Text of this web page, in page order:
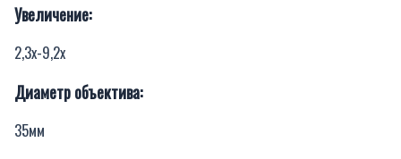
Увеличение:
2,3х-9,2х
Диаметр объектива:
35мм